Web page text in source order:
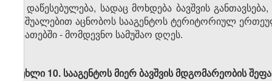
2. დაწესებულება, სადაც მოხდება ბავშვის
საშუალებით აცნობოს სააგენტოს ტერიტორიულ
საათებში - მომდევნო სამუშაო დღეს.
მუხლი 10. სააგენტოსმიერბავშვისმდგომარეობის